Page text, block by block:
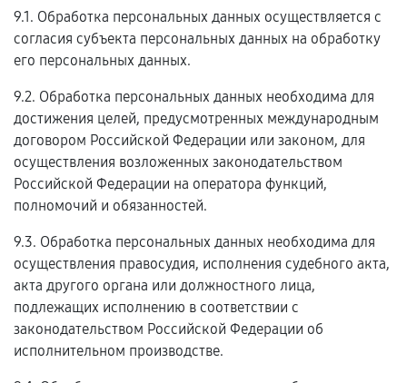
9.1. Обработка персональных данных осуществляется с
согласия субъекта персональных данных на обработку
его персональных данных.
9.2. Обработка персональных данных необходима для
достижения целей, предусмотренных международным
договором Российской Федерации или законом, для
осуществления возложенных законодательством
Российской Федерации на оператора функций,
полномочий и обязанностей.
9.3. Обработка персональных данных необходима для
осуществления правосудия, исполнения судебного акта,
акта другого органа или должностного лица,
подлежащих исполнению в соответствии с
законодательством Российской Федерации об
исполнительном производстве.